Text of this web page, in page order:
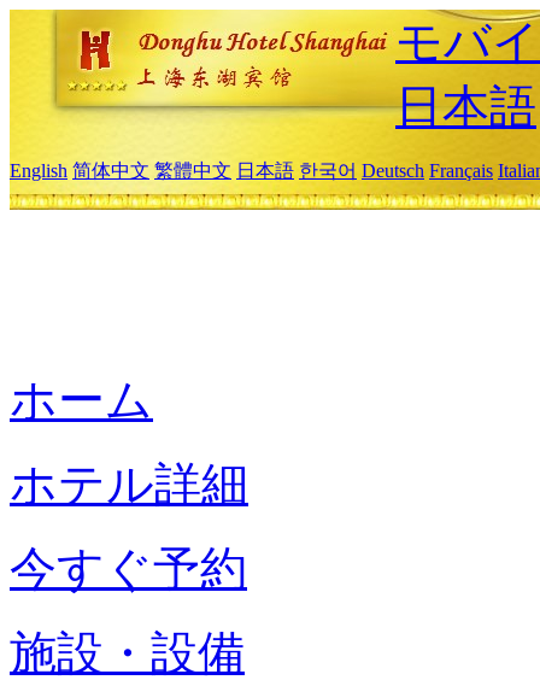
モバ
日本語
English 简体中文 繁體中文 日本語 한국어 Deutsch Français
ホーム
ホテル詳細
今すぐ予約
施設・設備